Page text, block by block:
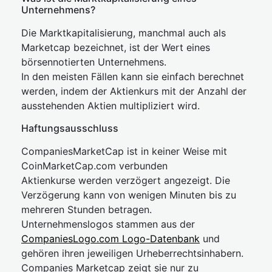
Unternehmens?
Die Marktkapitalisierung, manchmal auch als
Marketcap bezeichnet, ist der Wert eines
börsennotierten Unternehmens.
In den meisten Fällen kann sie einfach berechnet
werden, indem der Aktienkurs mit der Anzahl der
ausstehenden Aktien multipliziert wird.
Haftungsausschluss
CompaniesMarketCap ist in keiner Weise mit
CoinMarketCap.com verbunden
Aktienkurse werden verzögert angezeigt. Die
Verzögerung kann von wenigen Minuten bis zu
mehreren Stunden betragen.
Unternehmenslogos stammen aus der
CompaniesLogo.com Logo-Datenbank und
gehören ihren jeweiligen Urheberrechtsinhabern.
Companies Marketcap zeigt sie nur zu